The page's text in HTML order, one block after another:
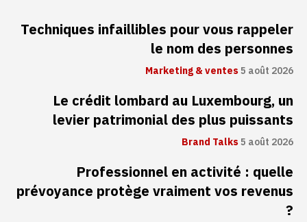
Techniques infaillibles pour vous rappeler
le nom des personnes
Marketing & ventes5 août 2026
Le crédit lombard au Luxembourg, un
levier patrimonial des plus puissants
Brand Talks5 août 2026
Professionnel en activité : quelle
prévoyance protège vraiment vos revenus
?